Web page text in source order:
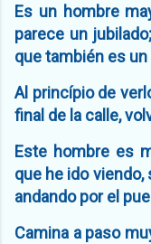
Es un hombre
parece un
que también es
Al princípio de
final de la calle,
Este hombre es
que he ido viendo,
andando por el
Camina a paso